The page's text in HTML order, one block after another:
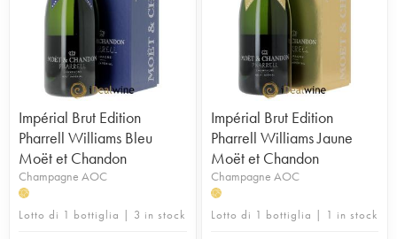
Impérial Brut Edition
Pharrell Williams Bleu
Moët et Chandon
Champagne AOC
H
Lotto di 1 bottiglia | 3 in stock
Impérial Brut Edition
Pharrell Williams Jaune
Moët et Chandon
Champagne AOC
H
Lotto di 1 bottiglia | 1 in stock